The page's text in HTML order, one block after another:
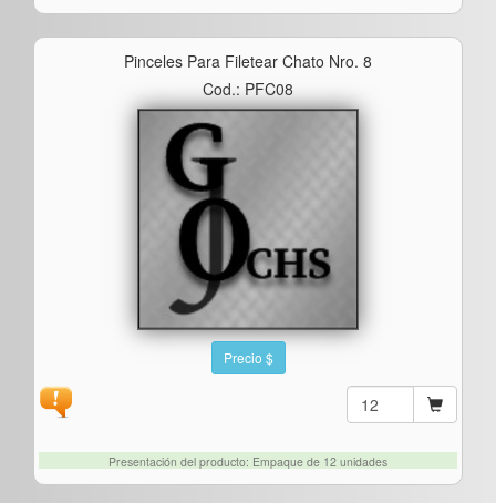
Pinceles Para Filetear Chato Nro. 8
Cod.: PFC08
Precio $
Presentación del producto: Empaque de 12 unidades